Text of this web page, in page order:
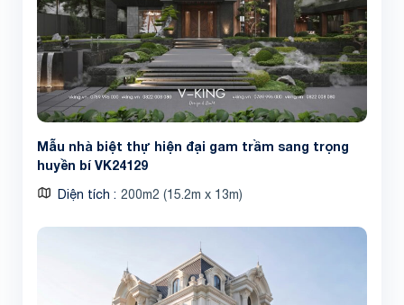
Mẫu nhà biệt thự hiện đại gam trầm sang trọng
huyền bí VK24129
Diện tích 200m2 (15.2m x 13m)